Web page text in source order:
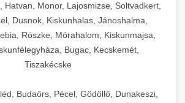
Hatvan, Monor, Lajosmizse, Soltvadkert,
Dusnok, Kiskunhalas, Jánoshalma,
Röszke, Mórahalom, Kiskunmajsa,
Bugac, Kecskemét,
Tiszakécske
Budaörs, Pécel, Gödöllő, Dunakeszi,